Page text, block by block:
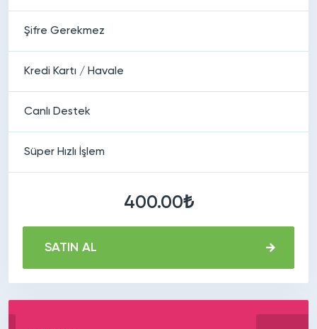
Şifre Gerekmez
Kredi Kartı / Havale
Canlı Destek
Süper Hızlı İşlem
400.00₺
SATIN AL